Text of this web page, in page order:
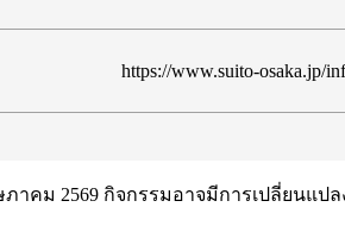
https://www.suito-osaka.jp/
าคม 2569 กิจกรรมอาจมีการเปลี่ยนแปล